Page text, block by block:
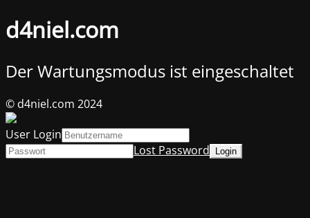
d4niel.com
Der Wartungsmodus ist eingeschaltet
© d4niel.com 2024
User Login
Lost Password